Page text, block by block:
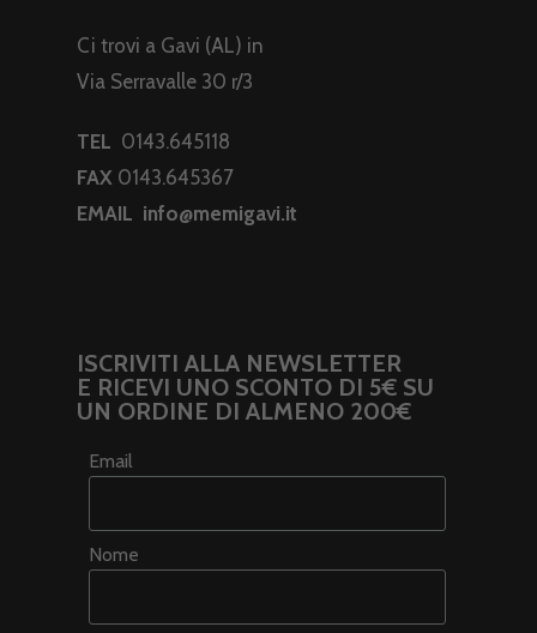
Ci trovi a Gavi (AL) in
Via Serravalle 30 r/3
TEL 0143.645118
FAX 0143.645367
EMAIL info@memigavi.it
ISCRIVITI ALLA NEWSLETTER
E RICEVI UNO SCONTO DI 5€ SU
UN ORDINE DI ALMENO 200€
Email
Nome